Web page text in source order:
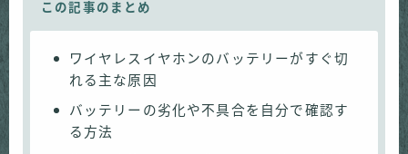
この記事のまとめ
ワイヤレスイヤホンのバッテリーがすぐ切
れる主な原因
バッテリーの劣化や不具合を自分で確認す
る方法